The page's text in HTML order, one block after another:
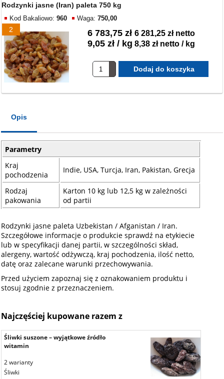
2
Rodzynki jasne (Iran) paleta 750 kg
Kod Bakaliowo:960 Waga:750,00
6 783,75 zł 6 281,25 zł netto
9,05 zł / kg 8,38 zł netto / kg
Opis
Parametry
Kraj
pochodzenia
Indie, USA, Turcja, Iran, Pakistan, Grecja
Rodzaj
pakowania
Karton 10 kg lub 12,5 kg w zależności
od partii
Rodzynki jasne paleta Uzbekistan / Afganistan / Iran.
Szczegółowe informacje o produkcie sprawdź na etykiecie
lub w specyfikacji danej partii, w szczególności skład,
alergeny, wartość odżywczą, kraj pochodzenia, ilość netto,
datę oraz zalecane warunki przechowywania.
Przed użyciem zapoznaj się z oznakowaniem produktu i
stosuj zgodnie z przeznaczeniem.
Najczęściej kupowane razem z
Śliwki suszone – wyjątkowe źródło
witamin
2 warianty
Śliwki